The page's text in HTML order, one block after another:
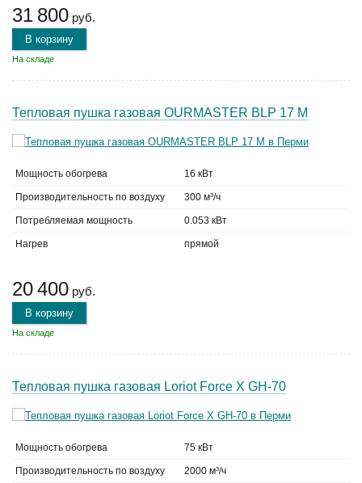
31 800 руб.
В корзину
На складе
Тепловая пушка газовая OURMASTER BLP 17 M
Мощность обогрева 16 кВт
Производительность по воздуху 300 м³/ч
Потребляемая мощность 0.053 кВт
Нагрев прямой
20 400 руб.
В корзину
На складе
Тепловая пушка газовая Loriot Force X GH-70
Мощность обогрева 75 кВт
Производительность по воздуху 2000 м³/ч